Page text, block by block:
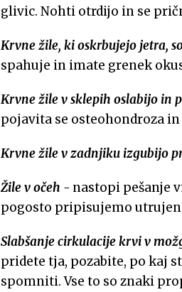
glivic. Nohti otrdijo in se
Krvne žile, ki oskrbujejo jetra,
spahuje in imate grenek
Krvne žile v sklepih oslabijo in
pojavita se osteohondroza
Krvne žile v zadnjiku izgubijo
Žile v očeh - nastopi pešanje
pogosto pripisujemo
Slabšanje cirkulacije krvi v
pridete tja, pozabite, po kaj
spomniti. Vse to so znaki